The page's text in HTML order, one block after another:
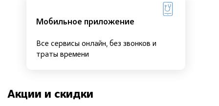
Мобильное приложение
Все сервисы онлайн, без звонков и
траты времени
Акции и скидки